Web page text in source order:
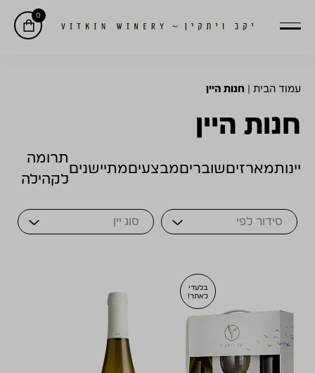
0
עמוד הבית חנות היין
חנות היין
יינותמארזיםשובריםמבצעיםמתיישנים
תרומה
לקהילה
Sort Products
בלעדי
לאתר!